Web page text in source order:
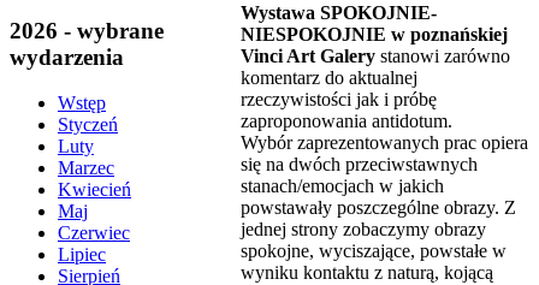
2026 - wybrane
wydarzenia
Wstęp
Styczeń
Luty
Marzec
Kwiecień
Maj
Czerwiec
Lipiec
Sierpień
Wystawa SPOKOJNIE-
NIESPOKOJNIE w poznańskiej
Vinci Art Galery stanowi zarówno
komentarz do aktualnej
rzeczywistości jak i próbę
zaproponowania antidotum.
Wybór zaprezentowanych prac opiera
się na dwóch przeciwstawnych
stanach/emocjach w jakich
powstawały poszczególne obrazy. Z
jednej strony zobaczymy obrazy
spokojne, wyciszające, powstałe w
wyniku kontaktu z naturą, kojącą